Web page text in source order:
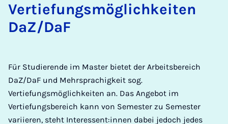
Ver­tie­fungs­mög­lich­kei­ten
DaZ/DaF
Für Studierende im Master bietet der Arbeitsbereich
DaZ/DaF und Mehrsprachigkeit sog.
Vertiefungsmöglichkeiten an. Das Angebot im
Vertiefungsbereich kann von Semester zu Semester
variieren, steht Interessent:innen dabei jedoch jedes